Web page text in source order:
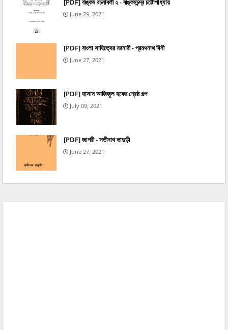
[PDF] বঙ্কিম রচনাবলী ২ - বঙ্কিমচন্দ্র চট্টোপাধ্যায়
June 29, 2021
[PDF] বাংলা সাহিত্যের নরনারী - প্রমথনাথ বিশী
June 27, 2021
[PDF] হাসান আজিজুল হকের শ্রেষ্ঠ গল্প
July 09, 2021
[PDF] জাগরী - সতীনাথ ভাদুড়ী
June 27, 2021